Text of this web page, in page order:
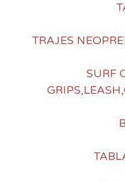
TRAJES
SURF